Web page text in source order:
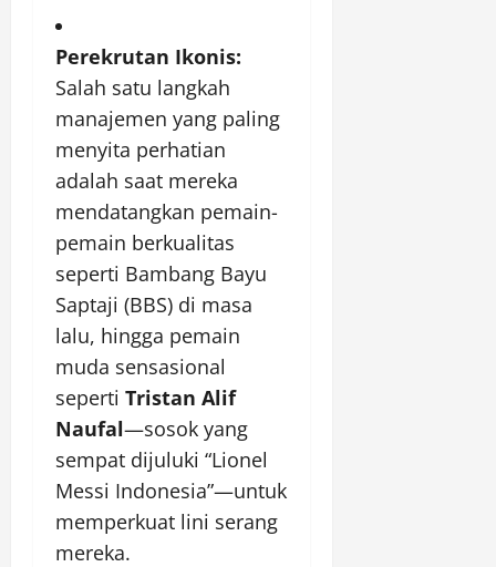
Perekrutan Ikonis:
Salah satu langkah
manajemen yang paling
menyita perhatian
adalah saat mereka
mendatangkan pemain-
pemain berkualitas
seperti Bambang Bayu
Saptaji (BBS) di masa
lalu, hingga pemain
muda sensasional
seperti Tristan Alif
Naufal—sosok yang
sempat dijuluki “Lionel
Messi Indonesia”—untuk
memperkuat lini serang
mereka.